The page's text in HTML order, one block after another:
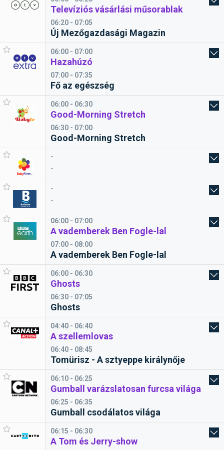
Televíziós vásárlási műsorablak
06:20 - 07:05
Új Mezőgazdasági Magazin
06:00 - 07:00
Hazahúzó
07:00 - 07:35
Fő az egészség
06:00 - 06:30
Good-Morning Stretch
06:30 - 07:00
Good-Morning Stretch
-
-
-
-
06:00 - 07:00
A vademberek Ben Fogle-lal
07:00 - 08:00
A vademberek Ben Fogle-lal
06:00 - 06:30
Ghosts
06:30 - 07:05
Ghosts
04:40 - 06:40
A szellemlovas
06:40 - 08:45
Tomürisz - A sztyeppe királynője
06:10 - 06:25
Gumball varázslatosan furcsa világa
06:25 - 06:35
Gumball csodálatos világa
06:15 - 06:30
A Tom és Jerry-show